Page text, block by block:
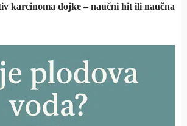
karcinoma dojke – naučni hit ili naučna